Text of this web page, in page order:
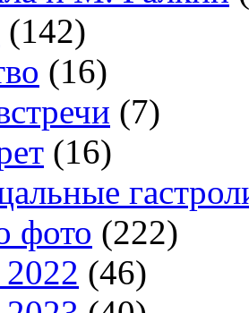
(142)
(16)
(7)
(16)
фото (222)
(46)